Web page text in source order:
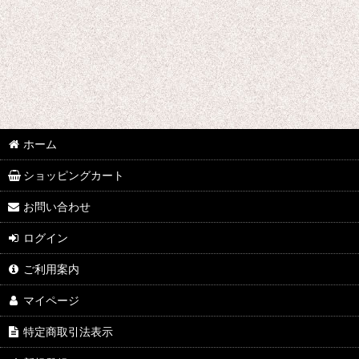
並び順:
ホーム
ショッピングカート
お問い合わせ
ログイン
ご利用案内
マイページ
特定商取引法表示